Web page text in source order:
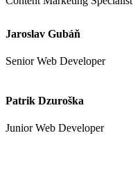
Jaroslav Gubáň
Senior Web Developer
Patrik Dzuroška
Junior Web Developer